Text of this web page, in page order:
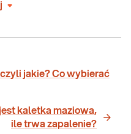
jakie? Co wybierać
kaletka maziowa,
ile trwa zapalenie?